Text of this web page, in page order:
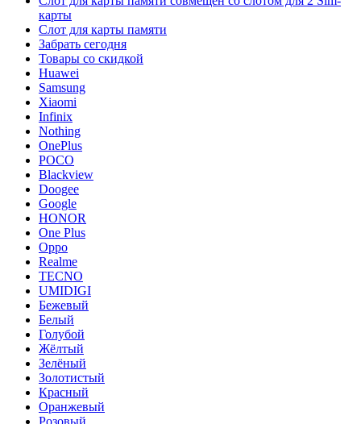
карты
Слот для карты памяти
Забрать сегодня
Товары со скидкой
Huawei
Samsung
Xiaomi
Infinix
Nothing
OnePlus
POCO
Blackview
Doogee
Google
HONOR
One Plus
Oppo
Realme
TECNO
UMIDIGI
Бежевый
Белый
Голубой
Жёлтый
Зелёный
Золотистый
Красный
Оранжевый
Розовый